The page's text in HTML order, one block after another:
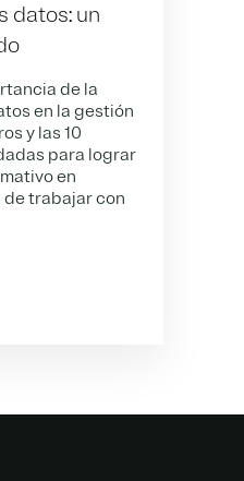
datos: un
de la
en la gestión
y las 10
para lograr
en
trabajar con